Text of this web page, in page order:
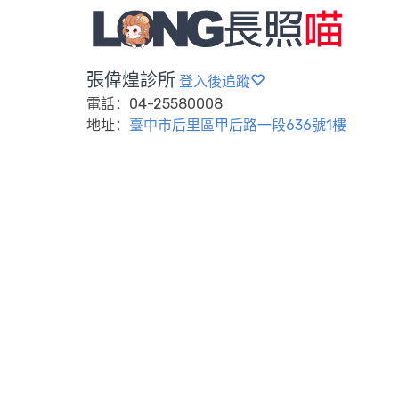
張偉煌診所 登入後追蹤
電話：04-25580008
地址： 臺中市后里區甲后路一段636號1樓